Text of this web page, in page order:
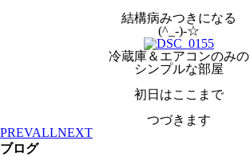
結構病みつきになる
(^_-)-☆
冷蔵庫＆エアコンのみの
シンプルな部屋
初日はここまで
つづきます
PREVALLNEXT
ブログ